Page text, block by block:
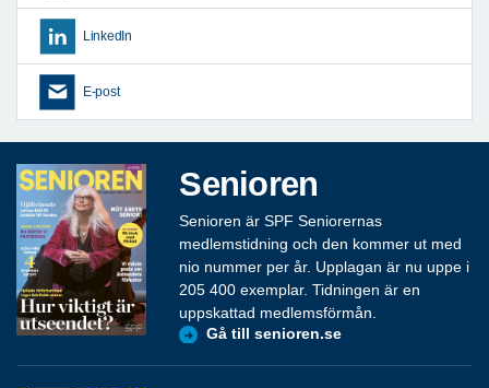
LinkedIn
E-post
Senioren
Senioren är SPF Seniorernas
medlemstidning och den kommer ut med
nio nummer per år. Upplagan är nu uppe i
205 400 exemplar. Tidningen är en
uppskattad medlemsförmån.
Gå till senioren.se